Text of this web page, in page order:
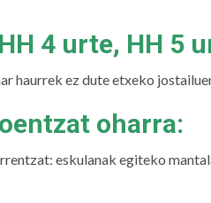
4 urte, HH 5
ez dute etxeko
oharra:
eskulanak egiteko